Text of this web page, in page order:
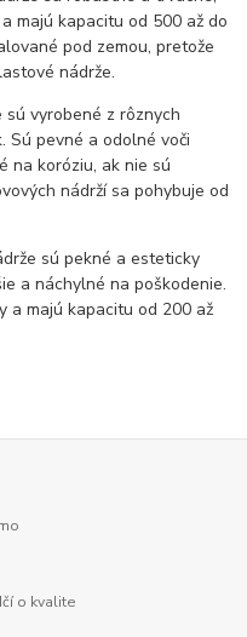
majú kapacitu od 500 až do
pod zemou, pretože
nádrže.
sú vyrobené z rôznych
Sú pevné a odolné voči
na koróziu, ak nie sú
nádrží sa pohybuje od
sú pekné a esteticky
a náchylné na poškodenie.
a majú kapacitu od 200 až
o kvalite